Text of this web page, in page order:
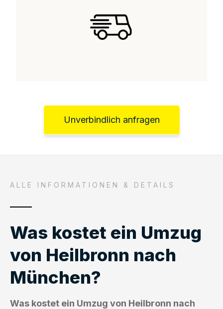
Unverbindlich anfragen
ALLE INFORMATIONEN & DETAILS
Was kostet ein Umzug
von Heilbronn nach
München?
Was kostet ein Umzug von Heilbronn nach